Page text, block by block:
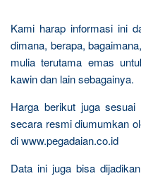
Kami harap informasi ini
dimana, berapa,
mulia terutama emas
kawin dan lain sebagainya.
Harga berikut juga
secara resmi diumumkan
di www.pegadaian.co.id
Data ini juga bisa